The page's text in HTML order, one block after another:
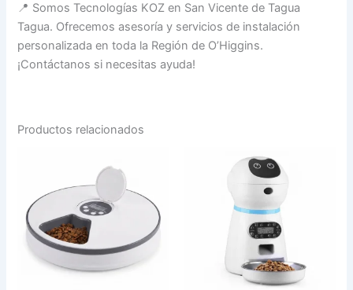
📍 Somos Tecnologías KOZ en San Vicente de Tagua
Tagua. Ofrecemos asesoría y servicios de instalación
personalizada en toda la Región de O’Higgins.
¡Contáctanos si necesitas ayuda!
Productos relacionados